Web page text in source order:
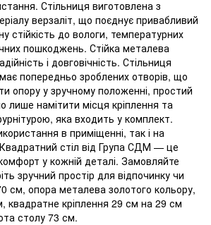
Стільниця виготовлена з
верзаліт, що поєднує привабливий
стійкість до вологи, температурних
пошкоджень. Стійка металева
і довговічність. Стільниця
попередньо зроблених отворів, що
опору у зручному положенні, простий
намітити місця кріплення та
яка входить у комплект.
в приміщенні, так і на
стіл від Група СДМ — це
у кожній деталі. Замовляйте
зручний простір для відпочинку чи
см, опора металева золотого кольору,
квадратне кріплення 29 см на 29 см
столу 73 см.